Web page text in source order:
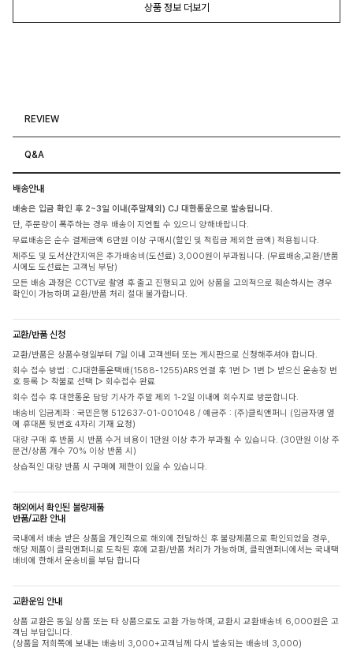
상품 정보 더보기
REVIEW
Q&A
배송안내
배송은 입금 확인 후 2~3일 이내(주말제외) CJ 대한통운으로 발송됩니다.
단, 주문량이 폭주하는 경우 배송이 지연될 수 있으니 양해바랍니다.
무료배송은 순수 결제금액 6만원 이상 구매시(할인 및 적립금 제외한 금액) 적용됩니다.
제주도 및 도서산간지역은 추가배송비(도선료) 3,000원이 부과됩니다. (무료배송,교환/반품
시에도 도선료는 고객님 부담)
모든 배송 과정은 CCTV로 촬영 후 출고 진행되고 있어 상품을 고의적으로 훼손하시는 경우
확인이 가능하며 교환/반품 처리 절대 불가합니다.
교환/반품 신청
교환/반품은 상품수령일부터 7일 이내 고객센터 또는 게시판으로 신청해주셔야 합니다.
회수 접수 방법 : CJ대한통운택배(1588-1255)ARS 연결 후 1번 ▷ 1번 ▷ 받으신 운송장 번
호 등록 ▷ 착불로 선택 ▷ 회수접수 완료
회수 접수 후 대한통운 담당 기사가 주말 제외 1-2일 이내에 회수지로 방문합니다.
배송비 입금계좌 : 국민은행 512637-01-001048 / 예금주 : (주)클릭앤퍼니 (입금자명 옆
에 휴대폰 뒷번호 4자리 기재 요청)
대량 구매 후 반품 시 반품 수거 비용이 1만원 이상 추가 부과될 수 있습니다. (30만원 이상 주
문건/상품 개수 70% 이상 반품 시)
상습적인 대량 반품 시 구매에 제한이 있을 수 있습니다.
해외에서 확인된 불량제품
반품/교환 안내
국내에서 배송 받은 상품을 개인적으로 해외에 전달하신 후 불량제품으로 확인되었을 경우,
해당 제품이 클릭앤퍼니로 도착된 후에 교환/반품 처리가 가능하며, 클릭앤퍼니에서는 국내택
배비에 한해서 운송비를 부담 합니다
교환운임 안내
상품 교환은 동일 상품 또는 타 상품으로도 교환 가능하며, 교환시 교환배송비 6,000원은 고
객님 부담입니다.
(상품을 저희쪽에 보내는 배송비 3,000+고객님께 다시 발송되는 배송비 3,000)